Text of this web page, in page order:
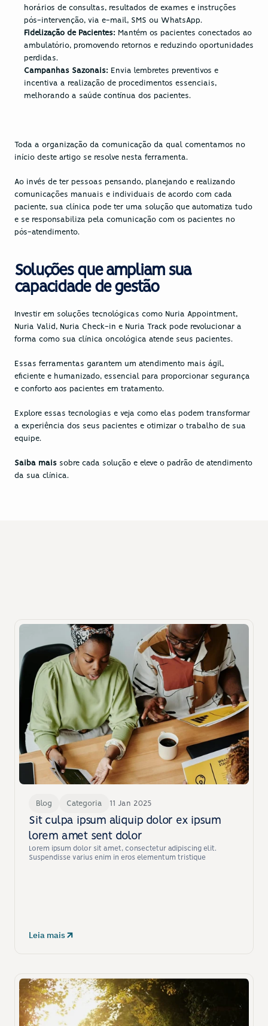
horários de consultas, resultados de exames e instruções
pós-intervenção, via e-mail, SMS ou WhatsApp.
Fidelização de Pacientes: Mantém os pacientes conectados ao
ambulatório, promovendo retornos e reduzindo oportunidades
perdidas.
Campanhas Sazonais: Envia lembretes preventivos e
incentiva a realização de procedimentos essenciais,
melhorando a saúde contínua dos pacientes.
Toda a organização da comunicação da qual comentamos no
início deste artigo se resolve nesta ferramenta.
Ao invés de ter pessoas pensando, planejando e realizando
comunicações manuais e individuais de acordo com cada
paciente, sua clínica pode ter uma solução que automatiza tudo
e se responsabiliza pela comunicação com os pacientes no
pós-atendimento.
Soluções que ampliam sua
capacidade de gestão
Investir em soluções tecnológicas como Nuria Appointment,
Nuria Valid, Nuria Check-in e Nuria Track pode revolucionar a
forma como sua clínica oncológica atende seus pacientes.
Essas ferramentas garantem um atendimento mais ágil,
eficiente e humanizado, essencial para proporcionar segurança
e conforto aos pacientes em tratamento.
Explore essas tecnologias e veja como elas podem transformar
a experiência dos seus pacientes e otimizar o trabalho de sua
equipe.
Saiba mais sobre cada solução e eleve o padrão de atendimento
da sua clínica.
gostar
Descubra insights valiosos sobre tecnologia hospitalar.
Blog Categoria 11 Jan 2025
Sit culpa ipsum aliquip dolor ex ipsum
lorem amet sent dolor
Lorem ipsum dolor sit amet, consectetur adipiscing elit.
Suspendisse varius enim in eros elementum tristique
Leia mais